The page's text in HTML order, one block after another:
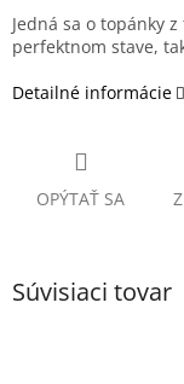
Jedná sa o topánky
perfektnom stave,
Detailné informácie
OPÝTAŤ SA
Súvisiaci tovar